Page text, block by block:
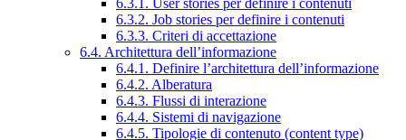
6.3.2. Job stories per definire i contenuti
6.3.3. Criteri di accettazione
6.4. Architettura dell’informazione
6.4.1. Definire l’architettura dell’informazione
6.4.2. Alberatura
6.4.3. Flussi di interazione
6.4.4. Sistemi di navigazione
6.4.5. Tipologie di contenuto (content type)